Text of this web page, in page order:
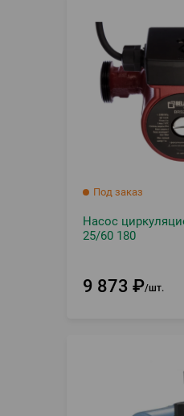
Под заказ
Насос
25/60 180
9 873 ₽ шт.